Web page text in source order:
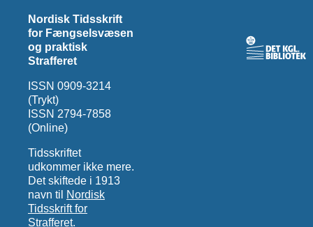
Nordisk Tidsskrift
for Fængselsvæsen
og praktisk
Strafferet
ISSN 0909-3214
(Trykt)
ISSN 2794-7858
(Online)
Tidsskriftet
udkommer ikke mere.
Det skiftede i 1913
navn til
Nordisk
Tidsskrift for
Strafferet.